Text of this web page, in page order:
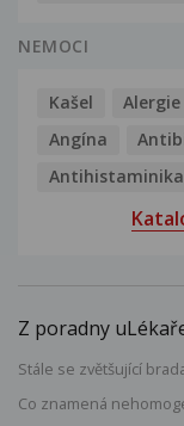
NEMOCI
Kašel Alergie
Angína
Antihistaminika
Z poradny
Stále se zvětšující
Co znamená